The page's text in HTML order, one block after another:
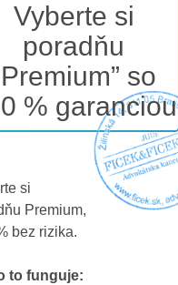
Vyberte si
poradňu
so
% garanciou
si
Premium,
bez rizika.
to funguje: